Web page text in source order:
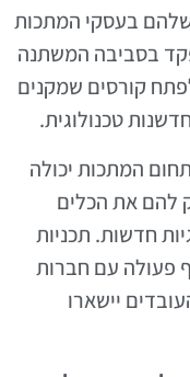
שלהם בעסקי המתכות
בסביבה המשתנה
קורסים שמקנים
טכנולוגית.
המתכות יכולה
להם את הכלים
חדשות. תכניות
פעולה עם חברות
יישארו